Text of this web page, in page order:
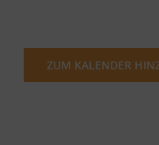
ZUM KALENDER